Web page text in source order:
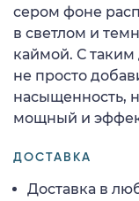
сером фоне
в светлом и
каймой. С
не просто
насыщенность,
мощный и
ДОСТАВКА
Доставка в